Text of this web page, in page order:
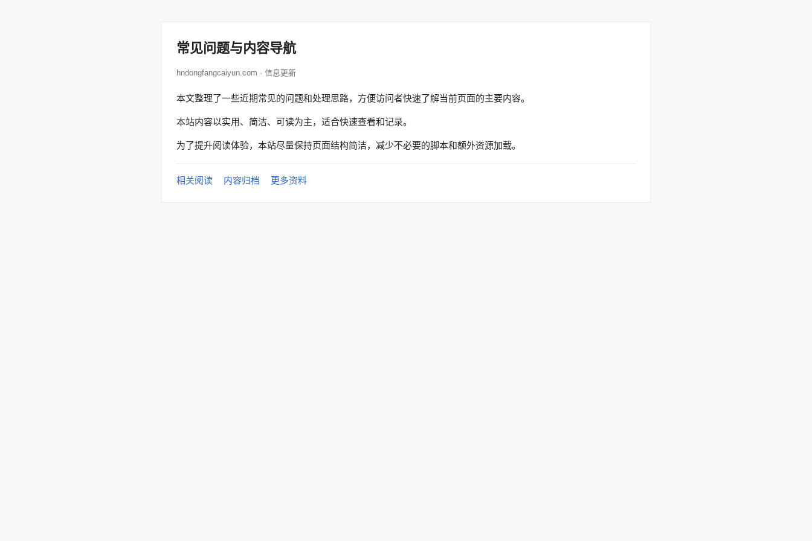
常见问题与内容导航
hndongfangcaiyun.com · 信息更新
本文整理了一些近期常见的问题和处理思路，方便访问者快速了解当前页面的主要内容。
本站内容以实用、简洁、可读为主，适合快速查看和记录。
为了提升阅读体验，本站尽量保持页面结构简洁，减少不必要的脚本和额外资源加载。
相关阅读 内容归档 更多资料